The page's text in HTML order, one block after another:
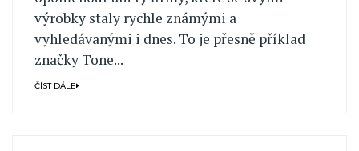
výrobky staly rychle známými a
vyhledávanými i dnes. To je přesně příklad
značky Tone...
ČÍST DÁLE